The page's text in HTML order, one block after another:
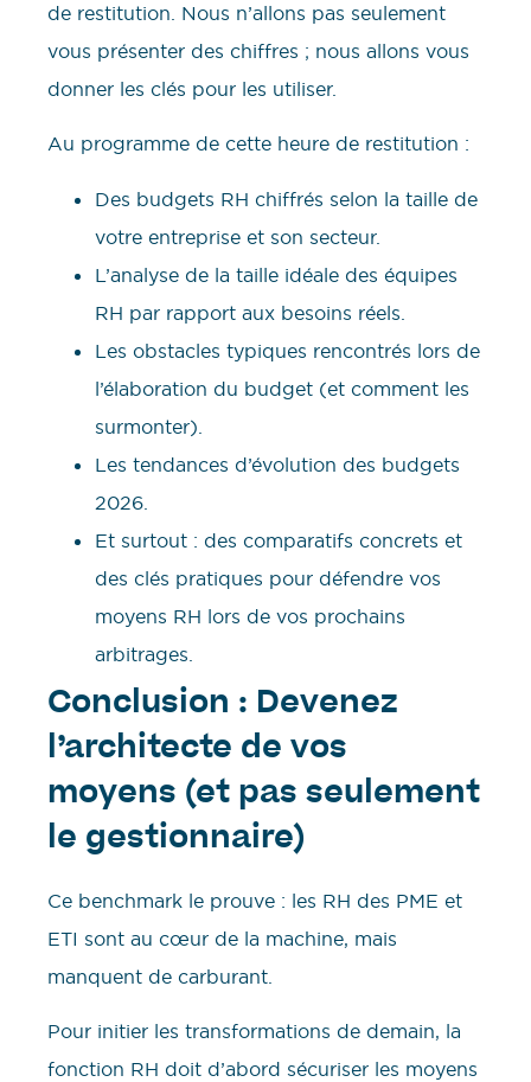
de restitution. Nous n’allons pas seulement
vous présenter des chiffres ; nous allons vous
donner les clés pour les utiliser.
Au programme de cette heure de restitution :
Des budgets RH chiffrés selon la taille de
votre entreprise et son secteur.
L’analyse de la taille idéale des équipes
RH par rapport aux besoins réels.
Les obstacles typiques rencontrés lors de
l’élaboration du budget (et comment les
surmonter).
Les tendances d’évolution des budgets
2026.
Et surtout : des comparatifs concrets et
des clés pratiques pour défendre vos
moyens RH lors de vos prochains
arbitrages.
Conclusion : Devenez
l’architecte de vos
moyens (et pas seulement
le gestionnaire)
Ce benchmark le prouve : les RH des PME et
ETI sont au cœur de la machine, mais
manquent de carburant.
Pour initier les transformations de demain, la
fonction RH doit d’abord sécuriser les moyens